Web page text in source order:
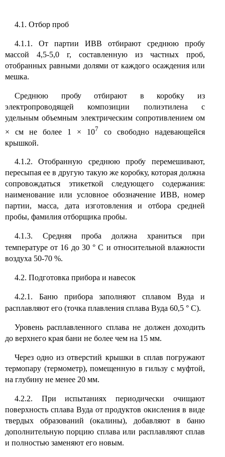
4.1. Отбор проб
4.1.1. От партии ИВВ отбирают среднюю пробу
массой 4,5-5,0 г, составленную из частных проб,
отобранных равными долями от каждого осаждения или
мешка.
Среднюю пробу отбирают в коробку из
электропроводящей композиции полиэтилена с
удельным объемным электрическим сопротивлением ом
×
см не более 1 × 107
со свободно надевающейся
крышкой.
4.1.2. Отобранную среднюю пробу перемешивают,
пересыпая ее в другую такую же коробку, которая должна
сопровождаться этикеткой следующего содержания:
наименование или условное обозначение ИВВ, номер
партии, масса, дата изготовления и отбора средней
пробы, фамилия отборщика пробы.
4.1.3. Средняя проба должна храниться при
температуре от 16 до 30 ° С и относительной влажности
воздуха 50-70 %.
4.2. Подготовка прибора и навесок
4.2.1. Баню прибора заполняют сплавом Вуда и
расплавляют его (точка плавления сплава Вуда 60,5 ° С).
Уровень расплавленного сплава не должен доходить
до верхнего края бани не более чем на 15 мм.
Через одно из отверстий крышки в сплав погружают
термопару (термометр), помещенную в гильзу с муфтой,
на глубину не менее 20 мм.
4.2.2. При испытаниях периодически очищают
поверхность сплава Вуда от продуктов окисления в виде
твердых образований (окалины), добавляют в баню
дополнительную порцию сплава или расплавляют сплав
и полностью заменяют его новым.